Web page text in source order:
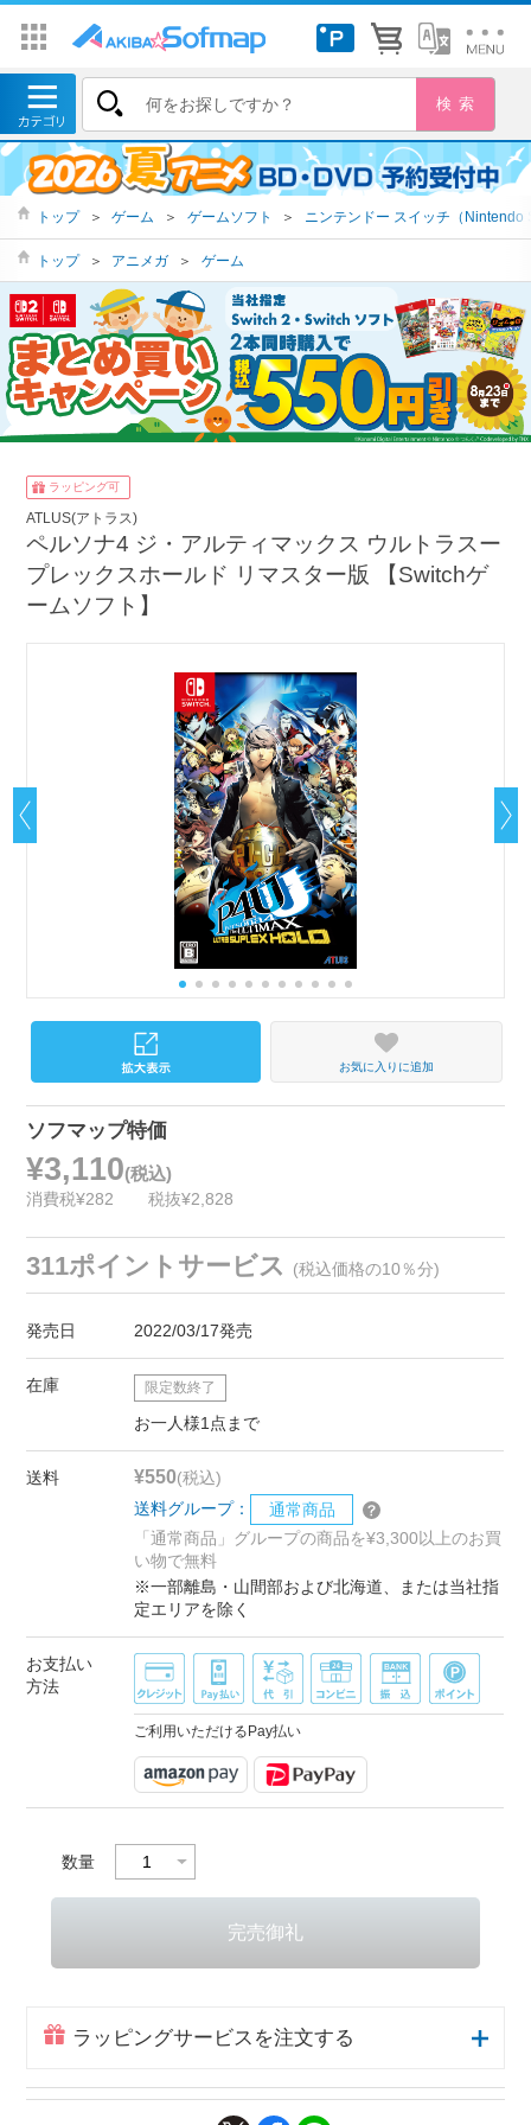
トップ ＞ ゲーム ＞ ゲームソフト ＞ ニンテンドー スイッチ（Nintendo
トップ ＞ アニメガ ＞ ゲーム
ラッピング可
ATLUS(アトラス)
ペルソナ4 ジ・アルティマックス ウルトラスー
プレックスホールド リマスター版 【Switchゲ
ームソフト】
お気に入りに追加
ソフマップ特価
¥3,110(税込)
消費税¥282 税抜¥2,828
311ポイントサービス (税込価格の10％分)
発売日 2022/03/17発売
在庫 限定数終了
お一人様1点まで
送料 ¥550(税込)
送料グループ：
通常商品
「通常商品」グループの商品を¥3,300以上のお買
い物で無料
※一部離島・山間部および北海道、または当社指
定エリアを除く
お支払い
方法
ご利用いただけるPay払い
数量
ラッピングサービスを注文する